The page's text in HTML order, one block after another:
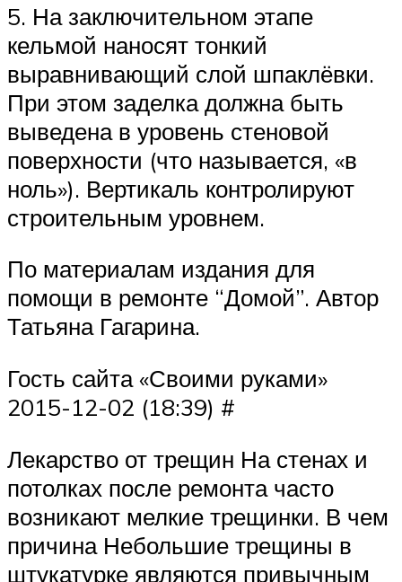
5. На заключительном этапе
кельмой наносят тонкий
выравнивающий слой шпаклёвки.
При этом заделка должна быть
выведена в уровень стеновой
поверхности (что называется, «в
ноль»). Вертикаль контролируют
строительным уровнем.
По материалам издания для
помощи в ремонте “Домой”. Автор
Татьяна Гагарина.
Гость сайта «Своими руками»
2015-12-02 (18:39) #
Лекарство от трещин На стенах и
потолках после ремонта часто
возникают мелкие трещинки. В чем
причина Небольшие трещины в
штукатурке являются привычным